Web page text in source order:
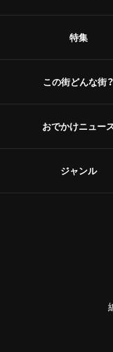
特集
この街どんな街？
おでかけニュー
ジャンル